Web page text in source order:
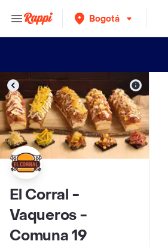
Bogotá
El Corral -
Vaqueros -
Comuna 19